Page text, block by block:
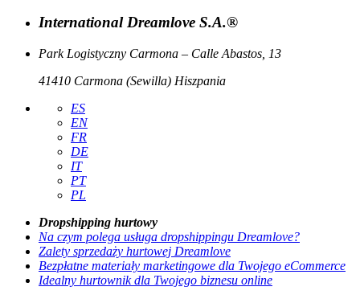
International Dreamlove S.A.®
Park Logistyczny Carmona – Calle Abastos, 13
41410 Carmona (Sewilla) Hiszpania
ES
EN
FR
DE
IT
PT
PL
Dropshipping hurtowy
Na czym polega usługa dropshippingu Dreamlove?
Zalety sprzedaży hurtowej Dreamlove
Bezpłatne materiały marketingowe dla Twojego eCommerce
Idealny hurtownik dla Twojego biznesu online